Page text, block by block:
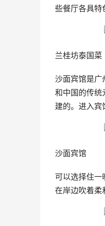
些餐厅各具特
兰桂坊泰国菜
沙面宾馆是广
和中国的传统
建的。进入宾
沙面宾馆
可以选择住
在岸边吹着柔